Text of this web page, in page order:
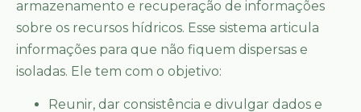
armazenamento e recuperação de informações
sobre os recursos hídricos. Esse sistema articula
informações para que não fiquem dispersas e
isoladas. Ele tem com o objetivo:
Reunir, dar consistência e divulgar dados e